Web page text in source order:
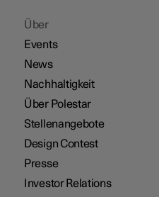
Über
Events
News
Nachhaltigkeit
Über Polestar
Stellenangebote
Design Contest
Presse
Investor Relations